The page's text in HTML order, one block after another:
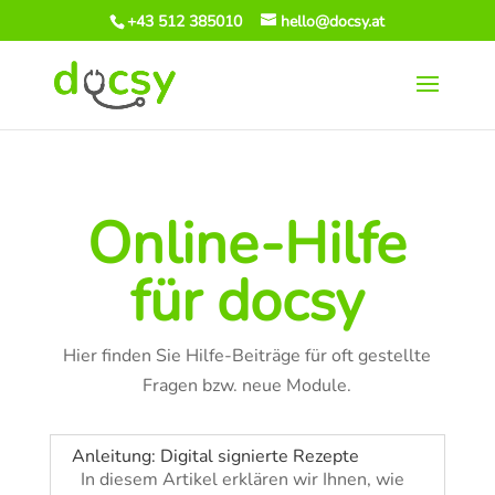
+43 512 385010 hello@docsy.at
Online-Hilfe
für docsy
Hier finden Sie Hilfe-Beiträge für oft gestellte
Fragen bzw. neue Module.
Anleitung: Digital signierte Rezepte
In diesem Artikel erklären wir Ihnen, wie